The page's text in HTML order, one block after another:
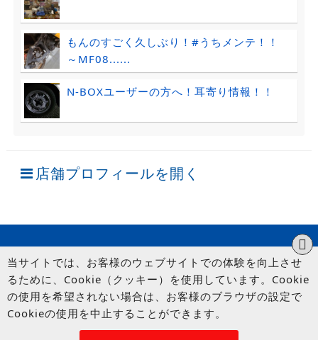
もんのすごく久しぶり！#うちメンテ！！
～MF08......
N-BOXユーザーの方へ！耳寄り情報！！
店舗プロフィールを開く
© UP GARAGE GROUP Co., Ltd.
当サイトでは、お客様のウェブサイトでの体験を向上させ
るために、Cookie（クッキー）を使用しています。Cookie
の使用を希望されない場合は、お客様のブラウザの設定で
Cookieの使用を中止することができます。